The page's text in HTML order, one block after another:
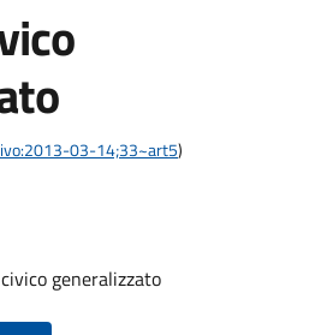
03-14;33~art5)
generalizzato